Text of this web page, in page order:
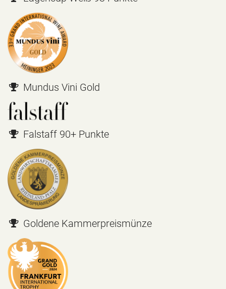
Mundus Vini Gold
Falstaff 90+ Punkte
Goldene Kammerpreismünze